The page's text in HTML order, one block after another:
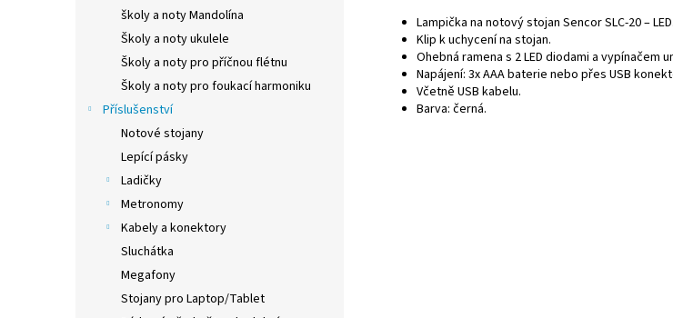
školy a noty Mandolína
Školy a noty ukulele
Školy a noty pro příčnou flétnu
Školy a noty pro foukací harmoniku
Příslušenství
Notové stojany
Lepící pásky
Ladičky
Metronomy
Kabely a konektory
Sluchátka
Megafony
Stojany pro Laptop/Tablet
Lampička na notový stojan Sencor SLC-20 – LED.
Klip k uchycení na stojan.
Ohebná ramena s 2 LED diodami a vypínačem
Napájení: 3x AAA baterie nebo přes USB
Včetně USB kabelu.
Barva: černá.